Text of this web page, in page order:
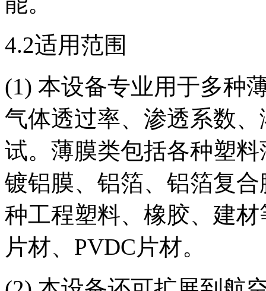
4.2适用范围
(1) 本设备专业用于多种
气体透过率、渗透系数
试。薄膜类包括各种塑
镀铝膜、铝箔、铝箔复
种工程塑料、橡胶、建
片材、PVDC片材。